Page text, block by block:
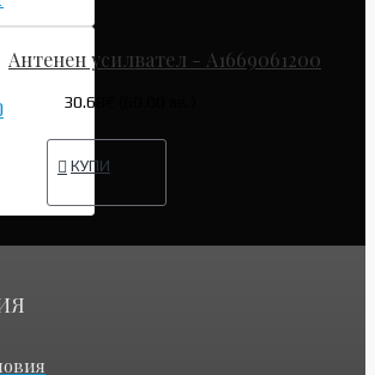
Антенен усилвател - A1669061200
30.68€ (60.00 лв.)
КУПИ